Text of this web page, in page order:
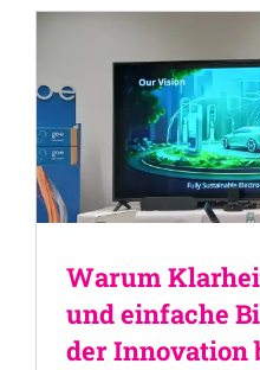
Warum
und einfache
der Innovation